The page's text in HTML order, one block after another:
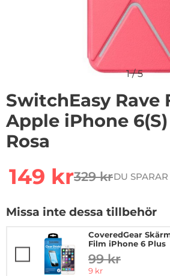
1/5
SwitchEasy Rave
Apple iPhone
Rosa
rea pris
149 krtidigare pris
329 krDU
Missa inte dessa tillbehör
CoveredGear
Film iPhone 6 Plus
tidigare pris
99 kr
rea pris
9 kr